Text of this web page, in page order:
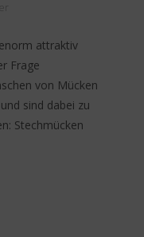
attraktiv
Frage
von Mücken
sind dabei zu
Stechmücken